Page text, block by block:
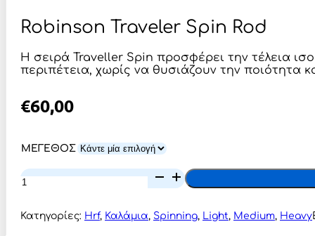
Robinson Traveler Spin Rod
Η σειρά Traveller Spin προσφέρει την τέλεια
περιπέτεια, χωρίς να θυσιάζουν την ποιότητα
€60,00
ΜΕΓΕΘΟΣ
Robinson
Traveler
Rod
ποσότητα
Κατηγορίες: Hrf, Καλάμια, Spinning, Light, Medium, Heavy